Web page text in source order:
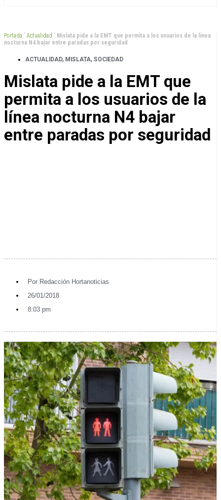
Portada ” Actualidad ” Mislata pide a la EMT que permita a los usuarios de la línea
nocturna N4 bajar entre paradas por seguridad
ACTUALIDAD, MISLATA, SOCIEDAD
Mislata pide a la EMT que
permita a los usuarios de la
línea nocturna N4 bajar
entre paradas por seguridad
Por Redacción Hortanoticias
26/01/2018
8:03 pm